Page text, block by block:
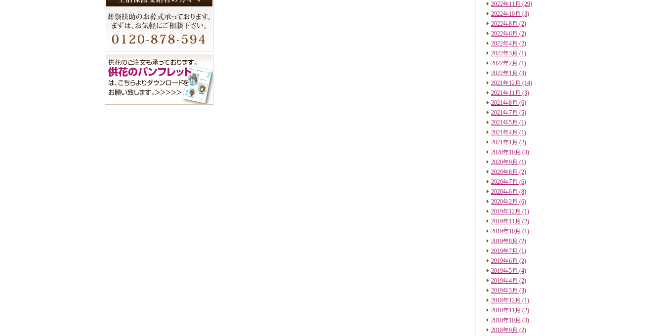
2022年11月 (29)
2022年10月 (3)
2022年8月 (2)
2022年6月 (2)
2022年4月 (2)
2022年3月 (1)
2022年2月 (1)
2022年1月 (3)
2021年12月 (14)
2021年11月 (3)
2021年8月 (6)
2021年7月 (5)
2021年5月 (1)
2021年4月 (1)
2021年1月 (2)
2020年10月 (3)
2020年9月 (1)
2020年8月 (2)
2020年7月 (6)
2020年6月 (8)
2020年2月 (6)
2019年12月 (1)
2019年11月 (2)
2019年10月 (1)
2019年8月 (2)
2019年7月 (1)
2019年6月 (2)
2019年5月 (4)
2019年4月 (2)
2019年3月 (3)
2018年12月 (1)
2018年11月 (2)
2018年10月 (3)
2018年9月 (2)